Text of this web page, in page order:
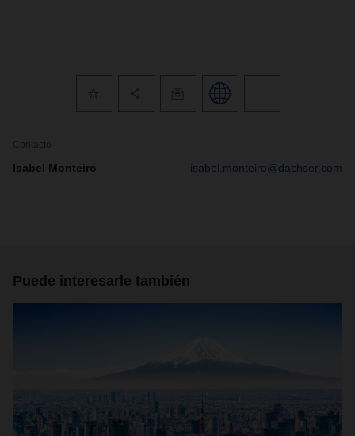
Contacto
Isabel Monteiro isabel.monteiro@dachser.com
Puede interesarle también